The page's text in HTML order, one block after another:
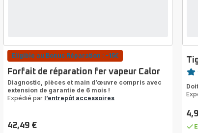
Eligible au Bonus Réparation : -15€
Forfait de réparation fer vapeur Calor
Diagnostic, pièces et main d’œuvre compris avec
extension de garantie de 6 mois !
Expédié par l’entrepôt accessoires
Prix
42,49 €
Note
5
Prix